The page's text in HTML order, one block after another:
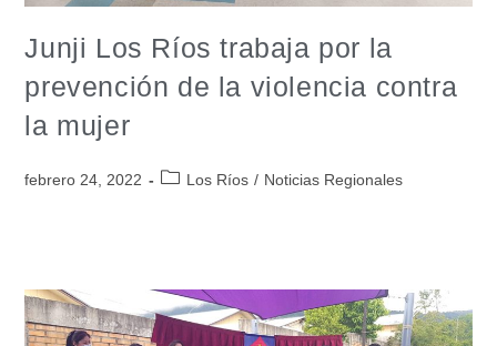
Junji Los Ríos trabaja por la
prevención de la violencia contra
la mujer
febrero 24, 2022 Los Ríos / Noticias Regionales